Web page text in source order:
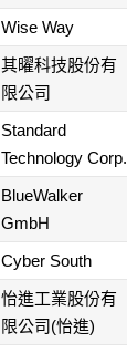
Wise Way
其曜科技股份有
限公司
Standard
Technology Corp.
BlueWalker
GmbH
Cyber South
怡進工業股份有
限公司(怡進)